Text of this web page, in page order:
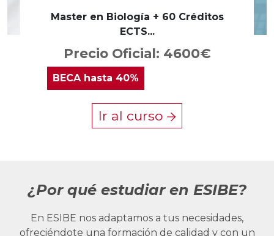
Master en Biología + 60 Créditos
ECTS...
Precio Oficial: 4600€
BECA hasta 40%
Ir al curso
¿Por qué estudiar en ESIBE?
En ESIBE nos adaptamos a tus necesidades,
ofreciéndote una formación de calidad y con un